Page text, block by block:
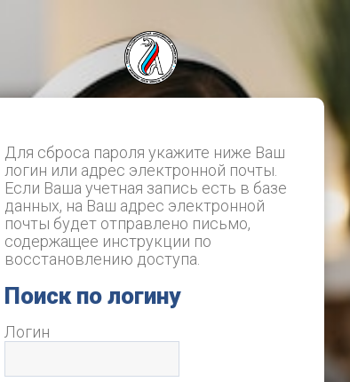
Для сброса пароля укажите ниже Ваш
логин или адрес электронной почты.
Если Ваша учетная запись есть в базе
данных, на Ваш адрес электронной
почты будет отправлено письмо,
содержащее инструкции по
восстановлению доступа.
Поиск по логину
Поиск по логину
Логин